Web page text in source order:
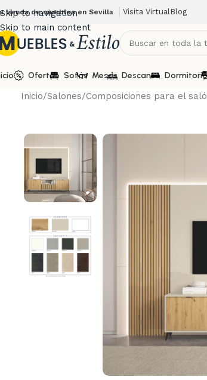
Skip to navigation
Skip to main content
tienda de muebles en Sevilla Visita VirtualBlog
Ofertas Sofás Mesas Descanso
Inicio/Salones/Composiciones para el